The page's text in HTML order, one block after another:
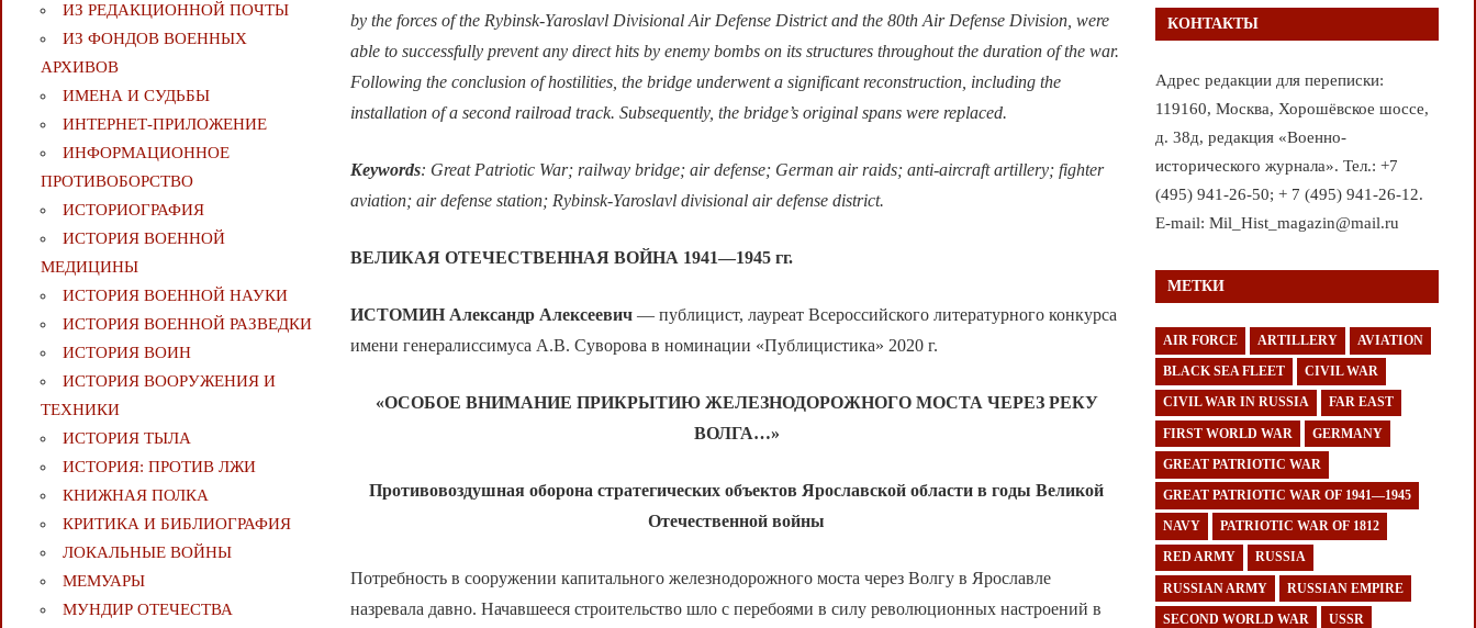
by the forces of the Rybinsk-Yaroslavl Divisional Air Defense District and the 80th Air Defense Division, were
able to successfully prevent any direct hits by enemy bombs on its structures throughout the duration of the war.
Following the conclusion of hostilities, the bridge underwent a significant reconstruction, including the
installation of a second railroad track. Subsequently, the bridge’s original spans were replaced.
Keywords: Great Patriotic War; railway bridge; air defense; German air raids; anti-aircraft artillery; fighter
aviation; air defense station; Rybinsk-Yaroslavl divisional air defense district.
ВЕЛИКАЯ ОТЕЧЕСТВЕННАЯ ВОЙНА 1941—1945 гг.
ИСТОМИН Александр Алексеевич — публицист, лауреат Всероссийского литературного конкурса
имени генералиссимуса А.В. Суворова в номинации «Публицистика» 2020 г.
«ОСОБОЕ ВНИМАНИЕ ПРИКРЫТИЮ ЖЕЛЕЗНОДОРОЖНОГО МОСТА ЧЕРЕЗ РЕКУ
ВОЛГА…»
Противовоздушная оборона стратегических объектов Ярославской области в годы Великой
Отечественной войны
Потребность в сооружении капитального железнодорожного моста через Волгу в Ярославле
назревала давно. Начавшееся строительство шло с перебоями в силу революционных настроений в
ИЗ РЕДАКЦИОННОЙ ПОЧТЫ
ИЗ ФОНДОВ ВОЕННЫХ
АРХИВОВ
ИМЕНА И СУДЬБЫ
ИНТЕРНЕТ-ПРИЛОЖЕНИЕ
ИНФОРМАЦИОННОЕ
ПРОТИВОБОРСТВО
ИСТОРИОГРАФИЯ
ИСТОРИЯ ВОЕННОЙ
МЕДИЦИНЫ
ИСТОРИЯ ВОЕННОЙ НАУКИ
ИСТОРИЯ ВОЕННОЙ РАЗВЕДКИ
ИСТОРИЯ ВОИН
ИСТОРИЯ ВООРУЖЕНИЯ И
ТЕХНИКИ
ИСТОРИЯ ТЫЛА
ИСТОРИЯ: ПРОТИВ ЛЖИ
КНИЖНАЯ ПОЛКА
КРИТИКА И БИБЛИОГРАФИЯ
ЛОКАЛЬНЫЕ ВОЙНЫ
МЕМУАРЫ
МУНДИР ОТЕЧЕСТВА
КОНТАКТЫ
Адрес редакции для переписки:
119160, Москва, Хорошёвское шоссе,
д. 38д, редакция «Военно-
исторического журнала». Тел.: +7
(495) 941-26-50; + 7 (495) 941-26-12.
E-mail: Mil_Hist_magazin@mail.ru
МЕТКИ
AIR FORCE ARTILLERY AVIATION
BLACK SEA FLEET CIVIL WAR
CIVIL WAR IN RUSSIA FAR EAST
FIRST WORLD WAR GERMANY
GREAT PATRIOTIC WAR
GREAT PATRIOTIC WAR OF 1941—1945
NAVY PATRIOTIC WAR OF 1812
RED ARMY RUSSIA
RUSSIAN ARMY RUSSIAN EMPIRE
SECOND WORLD WAR USSR